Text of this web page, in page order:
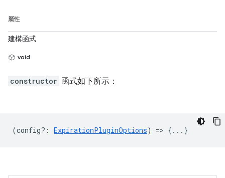
屬性
建構函式
void
constructor 函式如下所示：
(config? : ExpirationPluginOptions) => {...}